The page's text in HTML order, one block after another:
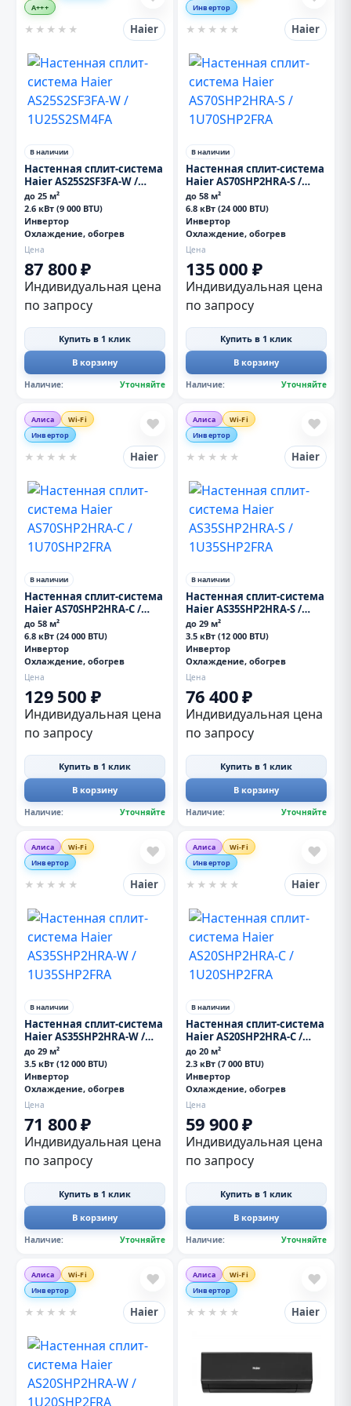
A+++
★ ★ ★ ★ ★ Haier
В наличии
Настенная сплит-система
Haier AS25S2SF3FA-W /
1U25S2SM4FA
до 25 м²
2.6 кВт (9 000 BTU)
Инвертор
Охлаждение, обогрев
Цена
87 800 ₽
Индивидуальная цена
по запросу
Купить в 1 клик
В корзину
Наличие: Уточняйте
Инвертор
★ ★ ★ ★ ★ Haier
В наличии
Настенная сплит-система
Haier AS70SHP2HRA-S /
1U70SHP2FRA
до 58 м²
6.8 кВт (24 000 BTU)
Инвертор
Охлаждение, обогрев
Цена
135 000 ₽
Индивидуальная цена
по запросу
Купить в 1 клик
В корзину
Наличие: Уточняйте
Алиса
Wi-Fi
Инвертор
❤
★ ★ ★ ★ ★ Haier
В наличии
Настенная сплит-система
Haier AS70SHP2HRA-C /
1U70SHP2FRA
до 58 м²
6.8 кВт (24 000 BTU)
Инвертор
Охлаждение, обогрев
Цена
129 500 ₽
Индивидуальная цена
по запросу
Купить в 1 клик
В корзину
Наличие: Уточняйте
Алиса
Wi-Fi
Инвертор
❤
★ ★ ★ ★ ★ Haier
В наличии
Настенная сплит-система
Haier AS35SHP2HRA-S /
1U35SHP2FRA
до 29 м²
3.5 кВт (12 000 BTU)
Инвертор
Охлаждение, обогрев
Цена
76 400 ₽
Индивидуальная цена
по запросу
Купить в 1 клик
В корзину
Наличие: Уточняйте
Алиса
Wi-Fi
Инвертор
❤
★ ★ ★ ★ ★ Haier
В наличии
Настенная сплит-система
Haier AS35SHP2HRA-W /
1U35SHP2FRA
до 29 м²
3.5 кВт (12 000 BTU)
Инвертор
Охлаждение, обогрев
Цена
71 800 ₽
Индивидуальная цена
по запросу
Купить в 1 клик
В корзину
Наличие: Уточняйте
Алиса
Wi-Fi
Инвертор
❤
★ ★ ★ ★ ★ Haier
В наличии
Настенная сплит-система
Haier AS20SHP2HRA-C /
1U20SHP2FRA
до 20 м²
2.3 кВт (7 000 BTU)
Инвертор
Охлаждение, обогрев
Цена
59 900 ₽
Индивидуальная цена
по запросу
Купить в 1 клик
В корзину
Наличие: Уточняйте
Алиса
Wi-Fi
Инвертор
❤
★ ★ ★ ★ ★ Haier
Алиса
Wi-Fi
Инвертор
❤
★ ★ ★ ★ ★ Haier